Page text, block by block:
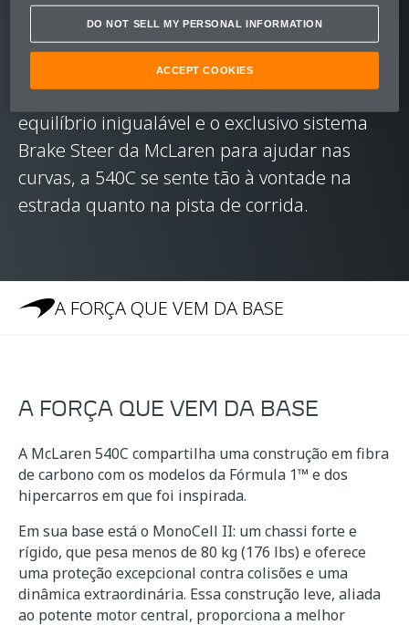
de 200 km/h (124 mph) em apenas 10,5
segundos.
Com um chassi elaborado para criar um
equilíbrio inigualável e o exclusivo sistema
Brake Steer da McLaren para ajudar nas
curvas, a 540C se sente tão à vontade na
estrada quanto na pista de corrida.
A FORÇA QUE VEM DA BASE
A FORÇA QUE VEM DA BASE
A McLaren 540C compartilha uma construção em fibra
de carbono com os modelos da Fórmula 1™ e dos
hipercarros em que foi inspirada.
Em sua base está o MonoCell II: um chassi forte e
rígido, que pesa menos de 80 kg (176 lbs) e oferece
uma proteção excepcional contra colisões e uma
dinâmica extraordinária. Essa construção leve, aliada
ao potente motor central, proporciona a melhor
DO NOT SELL MY PERSONAL INFORMATION
ACCEPT COOKIES